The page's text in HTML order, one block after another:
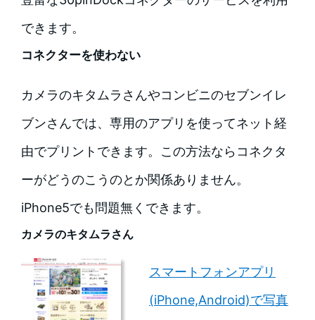
できます。
コネクターを使わない
カメラのキタムラさんやコンビニのセブンイレ
ブンさんでは、専用のアプリを使ってネット経
由でプリントできます。この方法ならコネクタ
ーがどうのこうのとか関係ありません。
iPhone5でも問題無くできます。
カメラのキタムラさん
スマートフォンアプリ
(iPhone,Android)で写真